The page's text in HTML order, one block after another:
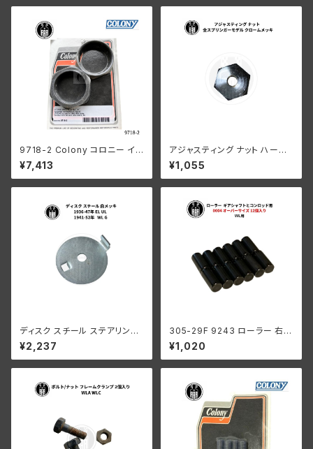
9718-2 Colony コロニー イン
テーク マニホールド ナット キッ
ト ハーレーダビッドソン 1940-
54年 OHV 74 モデル 1953-5
¥7,413
アジャスティング ナット ハーレ
ーダビッドソン 全スプリンガー
モデル クロームメッキ
¥1,055
ディスク スチール ステアリング
ダンパー ハーレー 1936-47年
EL UL 1941-52年 WL G 白メ
ッキ
¥2,237
305-29F 9243 ローラー 右側
コンロッド用 +0004 オーバー
サイズ 12個入り ハーレーダビッ
ドソン 1929-73年 DL RL WL
¥1,020